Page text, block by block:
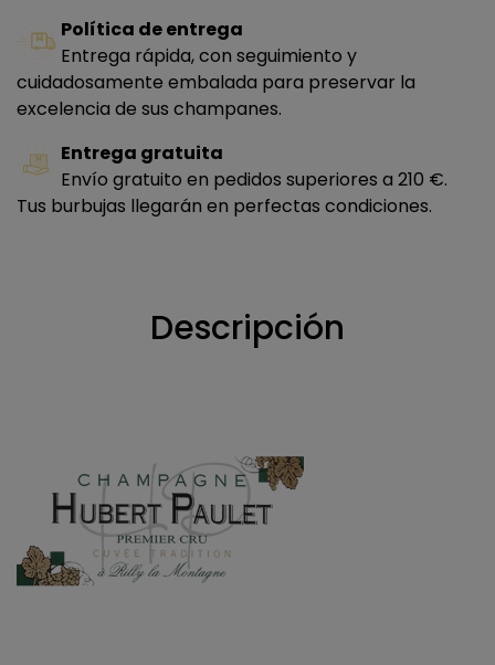
Política de entrega
Entrega rápida, con seguimiento y
cuidadosamente embalada para preservar la
excelencia de sus champanes.
Entrega gratuita
Envío gratuito en pedidos superiores a 210 €.
Tus burbujas llegarán en perfectas condiciones.
Descripción